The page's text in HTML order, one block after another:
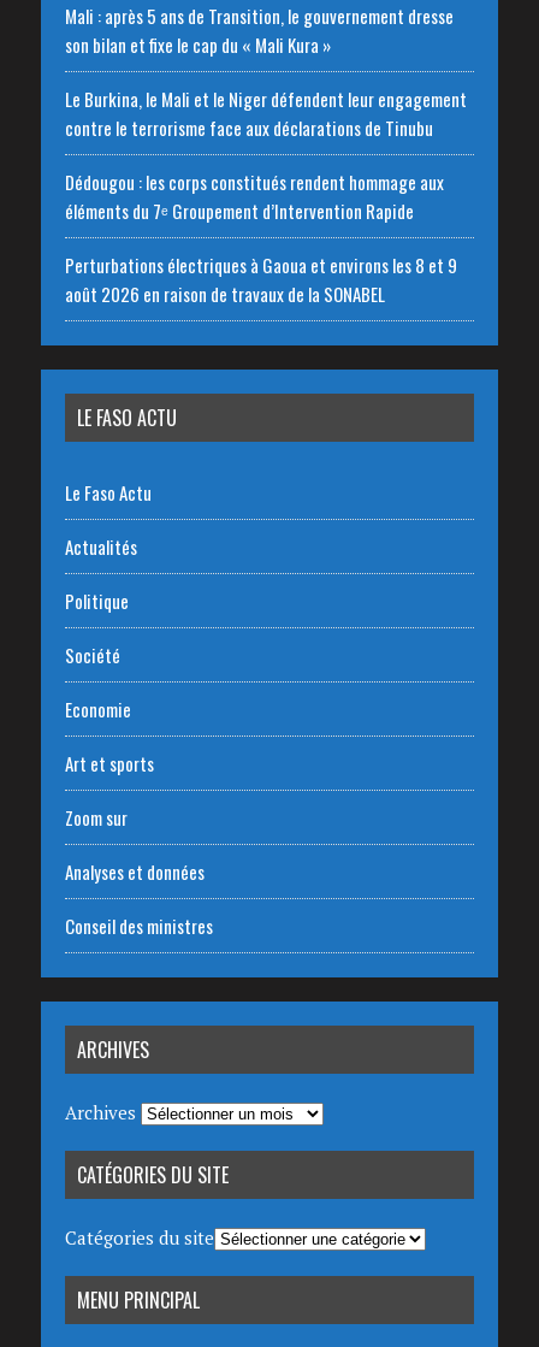
Mali : après 5 ans de Transition, le gouvernement dresse
son bilan et fixe le cap du « Mali Kura »
Le Burkina, le Mali et le Niger défendent leur engagement
contre le terrorisme face aux déclarations de Tinubu
Dédougou : les corps constitués rendent hommage aux
éléments du 7ᵉ Groupement d’Intervention Rapide
Perturbations électriques à Gaoua et environs les 8 et 9
août 2026 en raison de travaux de la SONABEL
LE FASO ACTU
Le Faso Actu
Actualités
Politique
Société
Economie
Art et sports
Zoom sur
Analyses et données
Conseil des ministres
ARCHIVES
Archives
CATÉGORIES DU SITE
Catégories du site
MENU PRINCIPAL